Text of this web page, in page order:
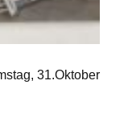
31.Oktober